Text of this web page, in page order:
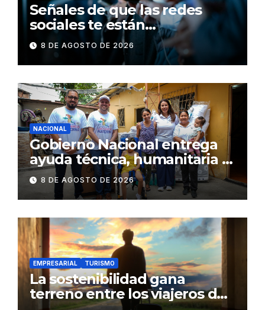
Señales de que las redes
sociales te están
consumiendo
8 DE AGOSTO DE 2026
NACIONAL
Gobierno Nacional entrega
ayuda técnica, humanitaria y
Bono Joaquín Gallegos Lara a
familia en situación de
vulnerabilidad
8 DE AGOSTO DE 2026
EMPRESARIAL TURISMO
La sostenibilidad gana
terreno entre los viajeros de